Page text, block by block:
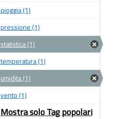
pioggia (1)
pressione (1)
statistica (1)
temperatura (1)
umidita (1)
vento (1)
Mostra solo Tag popolari